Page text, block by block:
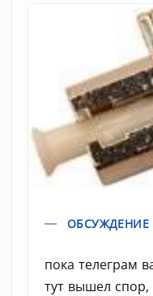
пока телеграм
тут вышел спор,